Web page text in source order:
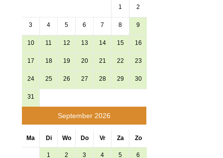
1 2
3 4 5 6 7 8 9
10 11 12 13 14 15 16
17 18 19 20 21 22 23
24 25 26 27 28 29 30
31
September 2026
Ma Di Wo Do Vr Za Zo
1 2 3 4 5 6